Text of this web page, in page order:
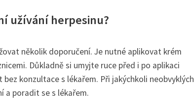
užívání herpesinu?
několik doporučení. Je nutné aplikovat krém
Důkladně si umyjte ruce před i po aplikaci
konzultace s lékařem. Při jakýchkoli neobvyklých
a poradit se s lékařem.